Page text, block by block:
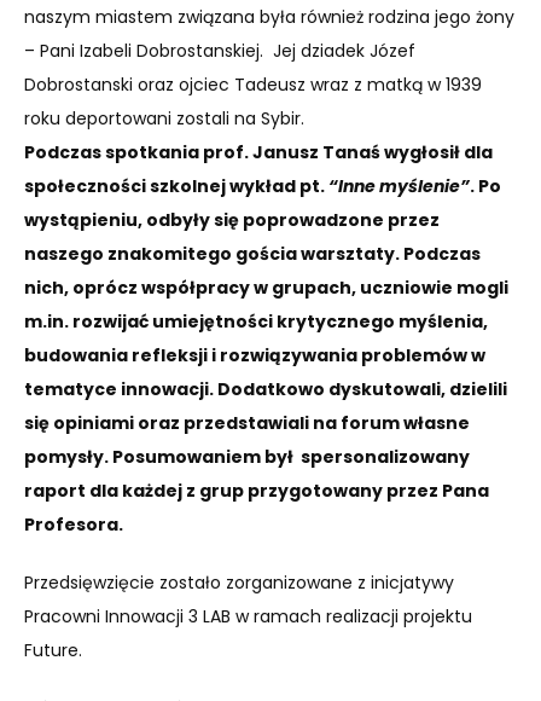
naszym miastem związana była również rodzina jego żony
– Pani Izabeli Dobrostanskiej. Jej dziadek Józef
Dobrostanski oraz ojciec Tadeusz wraz z matką w 1939
roku deportowani zostali na Sybir.
Podczas spotkania prof. Janusz Tanaś wygłosił dla
społeczności szkolnej wykład pt. “Inne myślenie”. Po
wystąpieniu, odbyły się poprowadzone przez
naszego znakomitego gościa warsztaty. Podczas
nich, oprócz współpracy w grupach, uczniowie mogli
m.in. rozwijać umiejętności krytycznego myślenia,
budowania refleksji i rozwiązywania problemów w
tematyce innowacji. Dodatkowo dyskutowali, dzielili
się opiniami oraz przedstawiali na forum własne
pomysły. Posumowaniem był spersonalizowany
raport dla każdej z grup przygotowany przez Pana
Profesora.
Przedsięwzięcie zostało zorganizowane z inicjatywy
Pracowni Innowacji 3 LAB w ramach realizacji projektu
Future.